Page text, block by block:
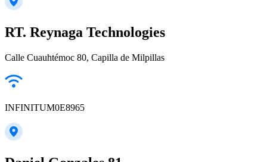
RT. Reynaga Technologies
Calle Cuauhtémoc 80, Capilla de Milpillas
INFINITUM0E8965